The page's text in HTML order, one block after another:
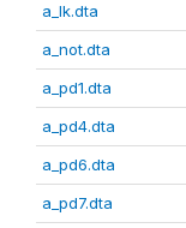
a_lk.dta
a_not.dta
a_pd1.dta
a_pd4.dta
a_pd6.dta
a_pd7.dta